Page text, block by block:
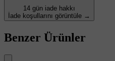
14 gün iade hakkı
İade koşullarını görüntüle →
Benzer Ürünler